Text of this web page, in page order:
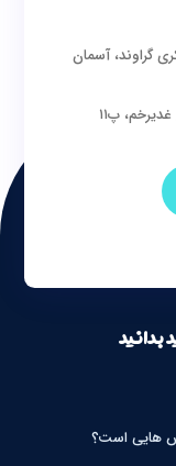
گراوند، آسمان
پ۱۱
بدانید
هایی است؟